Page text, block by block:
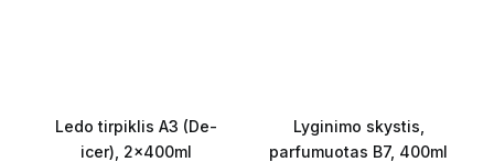
Ledo tirpiklis A3 (De-
icer), 2x400ml
Lyginimo skystis,
parfumuotas B7, 400ml